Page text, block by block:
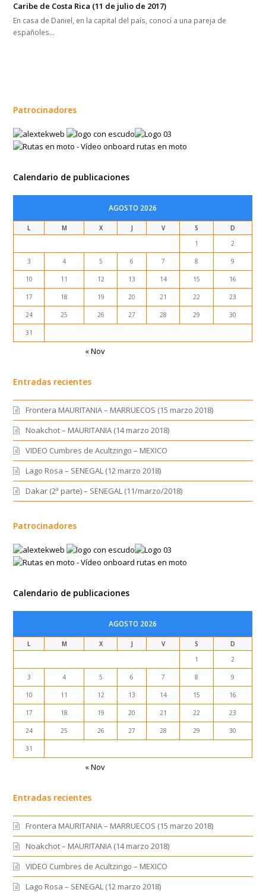
Caribe de Costa Rica (11 de julio de 2017)
En casa de Daniel, en la capital del país, conocí a una pareja de
españoles…
Patrocinadores
Calendario de publicaciones
AGOSTO 2026
L M X J V S
D
1
2
3 4 5 6 7 8 9
10 11 12 13 14 15 16
17 18 19 20 21 22 23
24 25 26 27 28 29 30
31
« Nov
Entradas recientes
Frontera MAURITANIA – MARRUECOS (15 marzo 2018)
Noakchot – MAURITANIA (14 marzo 2018)
VIDEO Cumbres de Acultzingo – MEXICO
Lago Rosa – SENEGAL (12 marzo 2018)
Dakar (2ª parte) – SENEGAL (11/marzo/2018)
Patrocinadores
Calendario de publicaciones
AGOSTO 2026
L M X J V S
D
1
2
3 4 5 6 7 8 9
10 11 12 13 14 15 16
17 18 19 20 21 22 23
24 25 26 27 28 29 30
31
« Nov
Entradas recientes
Frontera MAURITANIA – MARRUECOS (15 marzo 2018)
Noakchot – MAURITANIA (14 marzo 2018)
VIDEO Cumbres de Acultzingo – MEXICO
Lago Rosa – SENEGAL (12 marzo 2018)